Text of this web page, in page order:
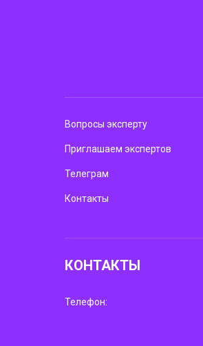
Вопросы эксперту
Приглашаем экспертов
Телеграм
Контакты
КОНТАКТЫ
Телефон: